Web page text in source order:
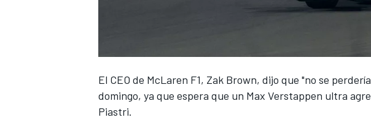
El CEO de McLaren F1, Zak Brown, dijo que "no se
domingo, ya que espera que un Max Verstappen ultra
Piastri.